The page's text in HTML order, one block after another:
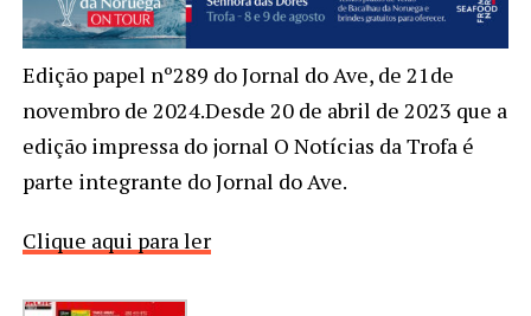
Edição papel nº289 do Jornal do Ave, de 21de
novembro de 2024.Desde 20 de abril de 2023 que a
edição impressa do jornal O Notícias da Trofa é
parte integrante do Jornal do Ave.
Clique aqui para ler